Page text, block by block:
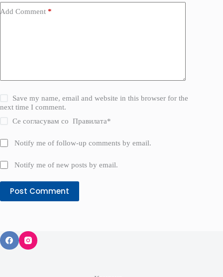
Add Comment *
Save my name, email and website in this browser for the
next time I comment.
Се согласувам соПравилата*
Notify me of follow-up comments by email.
Notify me of new posts by email.
Post Comment